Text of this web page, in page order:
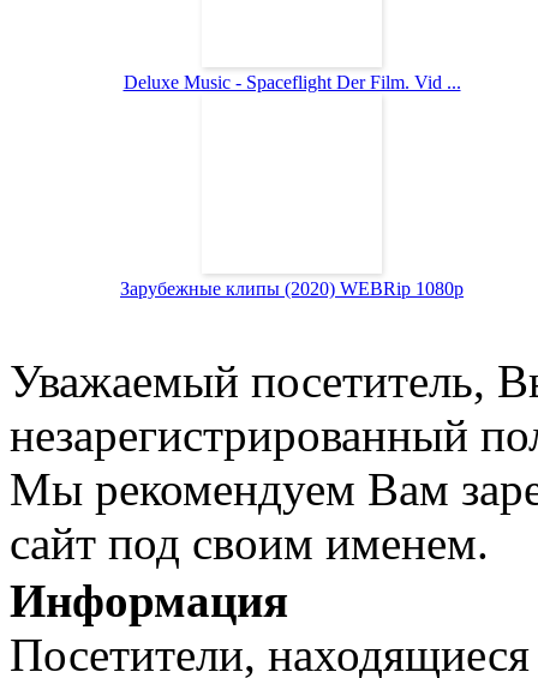
Deluxe Music - Spaceflight Der Film. Vid ...
Зарубежные клипы (2020) WEBRip 1080p
Уважаемый посетитель,
незарегистрированный
Мы рекомендуем Вам
сайт под своим именем.
Информация
Посетители,